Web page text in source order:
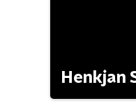
Henkjan